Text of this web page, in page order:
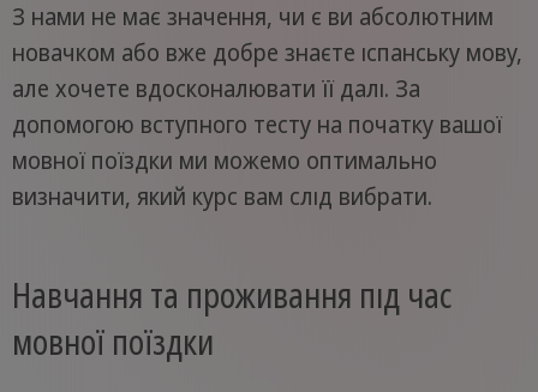
З нами не має значення, чи є ви абсолютним
новачком або вже добре знаєте іспанську мову,
але хочете вдосконалювати її далі. За
допомогою вступного тесту на початку вашої
мовної поїздки ми можемо оптимально
визначити, який курс вам слід вибрати.
Навчання та проживання під час
мовної поїздки